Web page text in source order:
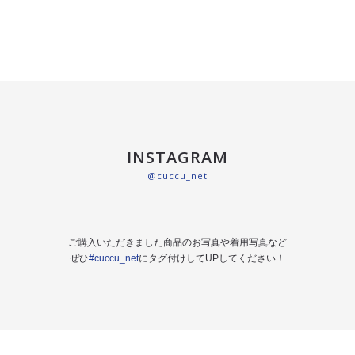
INSTAGRAM
@cuccu_net
ご購入いただきました商品のお写真や着用写真など
ぜひ#cuccu_netにタグ付けしてUPしてください！